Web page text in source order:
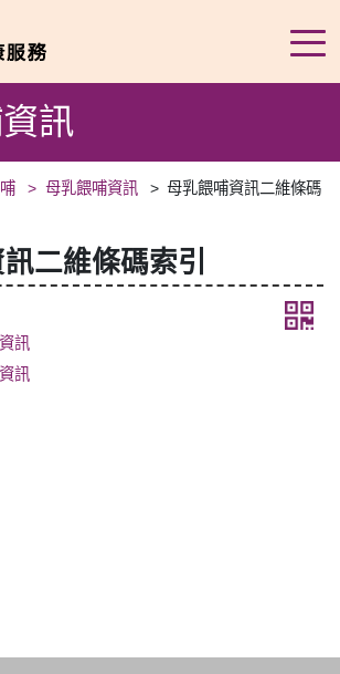
訊
母乳餵哺資訊
母乳餵哺資訊二維條碼
二維條碼索引
訊
訊